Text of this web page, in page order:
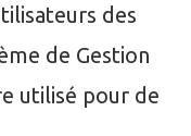
des
de Gestion
utilisé pour de